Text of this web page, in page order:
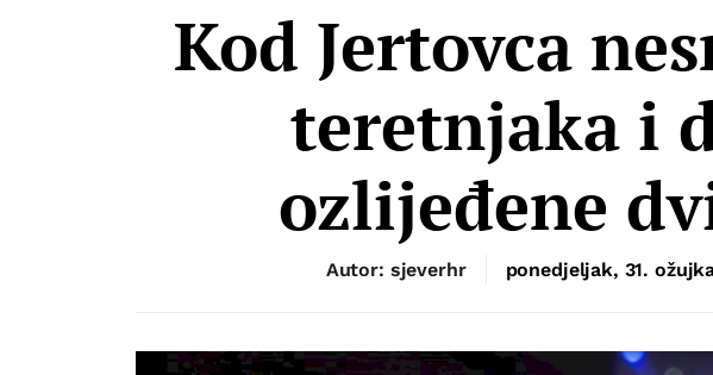
Kod Jertovca
teretnjaka i
ozlijeđene
Autor: sjeverhr ponedjeljak, 31.